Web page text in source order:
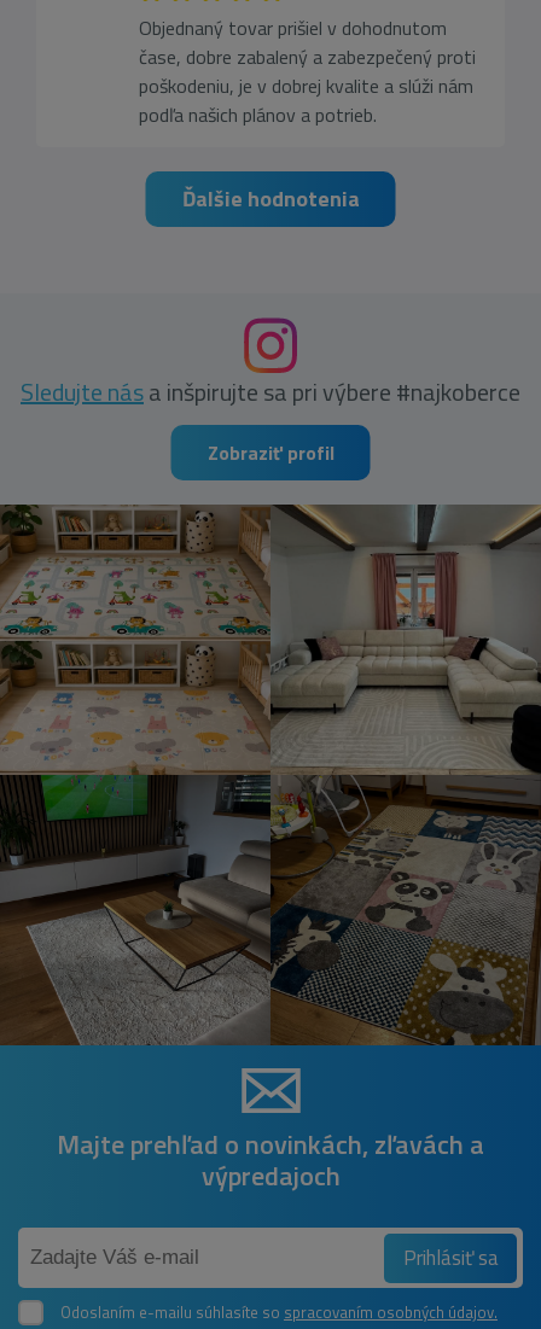
Objednaný tovar prišiel v dohodnutom
čase, dobre zabalený a zabezpečený proti
poškodeniu, je v dobrej kvalite a slúži nám
podľa našich plánov a potrieb.
Ďalšie hodnotenia
Sledujte nása inšpirujte sa pri výbere #najkoberce
Zobraziť profil
Majte prehľad o novinkách, zľavách a
výpredajoch
Prihlásiť sa
Odoslaním e-mailu súhlasíte so spracovaním osobných údajov.